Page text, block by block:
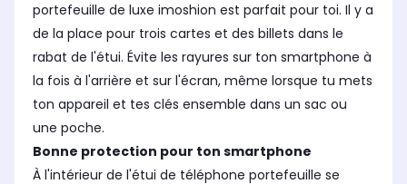
portefeuille de luxe imoshion est parfait pour toi. Il y a
de la place pour trois cartes et des billets dans le
rabat de l'étui. Évite les rayures sur ton smartphone à
la fois à l'arrière et sur l'écran, même lorsque tu mets
ton appareil et tes clés ensemble dans un sac ou
une poche.
Bonne protection pour ton smartphone
À l'intérieur de l'étui de téléphone portefeuille se